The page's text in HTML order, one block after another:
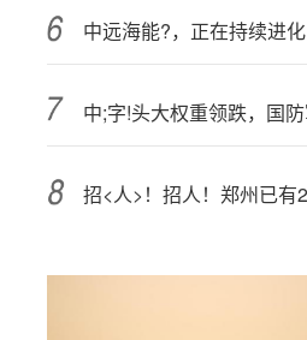
中远海能?，正在持续进化